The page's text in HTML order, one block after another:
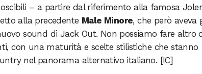
– a partire dal riferimento alla famosa
alla precedente Male Minore, che però aveva
sound di Jack Out. Non possiamo fare altro
con una maturità e scelte stilistiche che stanno
nel panorama alternativo italiano. [IC]